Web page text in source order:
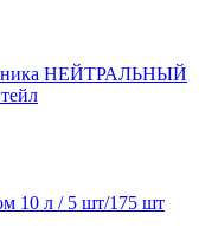
НЕЙТРАЛЬНЫЙ
10 л / 5 шт/175 шт